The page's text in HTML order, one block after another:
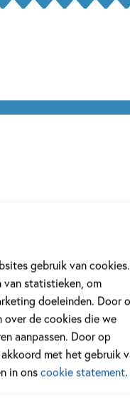
gebruik van cookies.
statistieken, om
doeleinden. Door
over de cookies die we
aanpassen. Door op
akkoord met het gebruik
in onscookie statement.